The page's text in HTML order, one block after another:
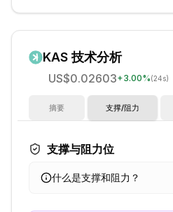
KAS技术分析
US$0.02603+3.00%(24s)
摘要 支撑/阻力
支撑与阻力位
什么是支撑和阻力？